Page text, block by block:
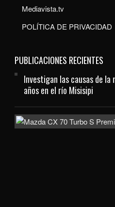
Mediavista.tv
POLÍTICA DE PRIVACIDAD
PUBLICACIONES RECIENTES
Investigan las causas de la
años en el río Misisipi